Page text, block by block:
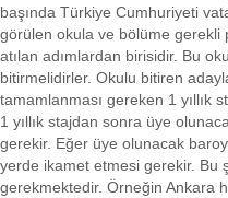
başında Türkiye Cumhuriyeti
görülen okula ve bölüme gerekli
atılan adımlardan birisidir. Bu
bitirmelidirler. Okulu bitiren
tamamlanması gereken 1 yıllık
1 yıllık stajdan sonra üye
gerekir. Eğer üye olunacak
yerde ikamet etmesi gerekir. Bu
gerekmektedir. Örneğin Ankara